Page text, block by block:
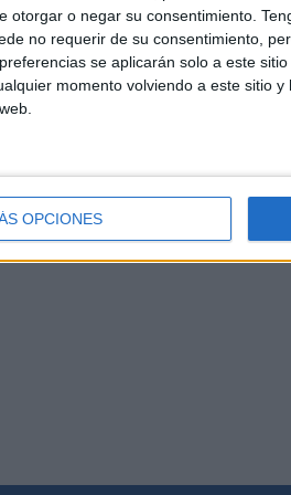
otorgar o negar su consentimiento.
no requerir de su consentimiento,
se aplicarán solo a este
momento volviendo a este sitio
OPCIONES
dinamismo económico en
(mayormente carneros, pero
inyección de dinero
vive también un aumento de
lo que suma un total de
el ministerio de Sanidad, es el